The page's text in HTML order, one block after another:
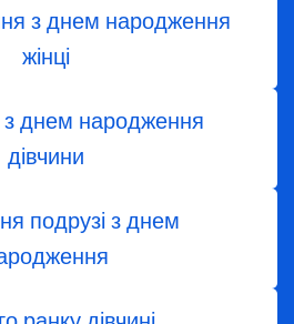
з днем народження
жінці
з днем ​​народження
дівчини
подрузі з днем